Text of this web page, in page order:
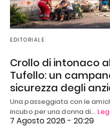
EDITORIALE
Crollo di intonaco
Tufello: un
sicurezza degli
Una passeggiata con le
incubo per una donna di…
7 Agosto 2026 - 20:29